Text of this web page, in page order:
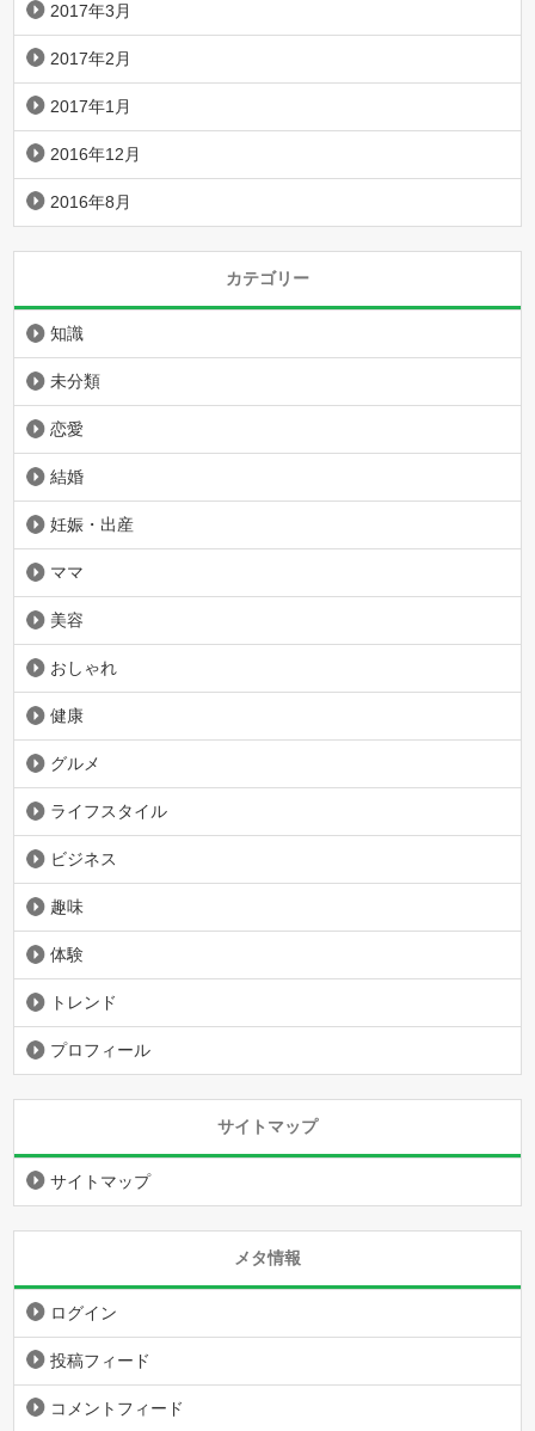
2017年3月
2017年2月
2017年1月
2016年12月
2016年8月
カテゴリー
知識
未分類
恋愛
結婚
妊娠・出産
ママ
美容
おしゃれ
健康
グルメ
ライフスタイル
ビジネス
趣味
体験
トレンド
プロフィール
サイトマップ
サイトマップ
メタ情報
ログイン
投稿フィード
コメントフィード